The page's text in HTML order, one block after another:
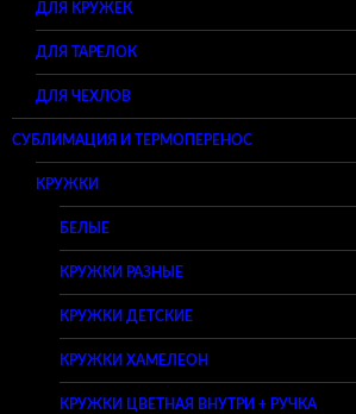
ДЛЯ КРУЖЕК
ДЛЯ ТАРЕЛОК
ДЛЯ ЧЕХЛОВ
СУБЛИМАЦИЯ И ТЕРМОПЕРЕНОС
КРУЖКИ
БЕЛЫЕ
КРУЖКИ РАЗНЫЕ
КРУЖКИ ДЕТСКИЕ
КРУЖКИ ХАМЕЛЕОН
КРУЖКИ ЦВЕТНАЯ ВНУТРИ + РУЧКА